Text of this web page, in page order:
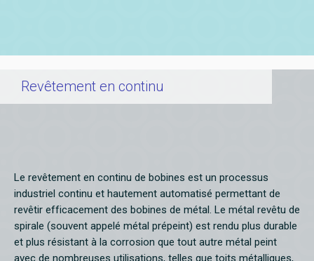
Revêtement en continu
Le revêtement en continu de bobines est un processus
industriel continu et hautement automatisé permettant de
revêtir efficacement des bobines de métal. Le métal revêtu de
spirale (souvent appelé métal prépeint) est rendu plus durable
et plus résistant à la corrosion que tout autre métal peint
avec de nombreuses utilisations, telles que toits métalliques,